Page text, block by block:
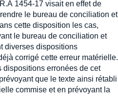
1454-17 visait en effet de
le bureau de conciliation et
cette disposition les cas,
le bureau de conciliation et
diverses dispositions
corrigé cette erreur matérielle.
dispositions erronées de cet
que le texte ainsi rétabli
commise et en prévoyant la